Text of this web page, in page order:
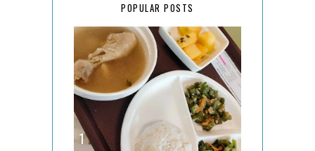
2025134
December15
November
October
POPULAR POSTS